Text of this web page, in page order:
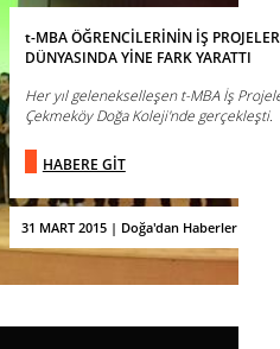
31 MART 2015 | Doğa'dan Haberler
t-MBA ÖĞRENCİLERİNİN İŞ
DÜNYASINDA YİNE FARK YARATTI
Her yıl gelenekselleşen t-MBA İş
Çekmeköy Doğa Koleji'nde gerçekleşti.
HABERE GİT